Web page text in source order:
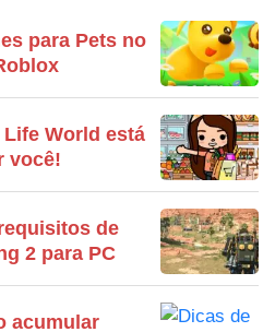
para Pets no
Life World está
você!
de
2 para PC
acumular